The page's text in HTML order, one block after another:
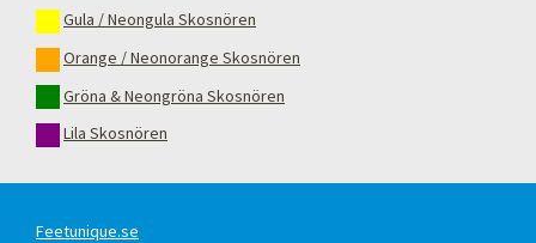
Gula / Neongula Skosnören
Orange / Neonorange Skosnören
Gröna & Neongröna Skosnören
Lila Skosnören
Feetunique.se